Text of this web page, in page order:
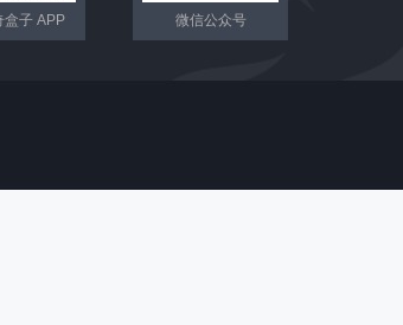
微信公众号
盒子 APP